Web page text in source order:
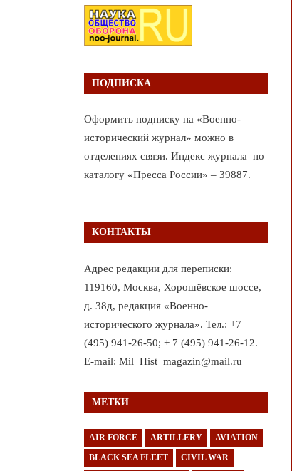
ПОДПИСКА
Оформить подписку на «Военно-
исторический журнал» можно в
отделениях связи. Индекс журнала по
каталогу «Пресса России» – 39887.
КОНТАКТЫ
Адрес редакции для переписки:
119160, Москва, Хорошёвское шоссе,
д. 38д, редакция «Военно-
исторического журнала». Тел.: +7
(495) 941-26-50; + 7 (495) 941-26-12.
E-mail: Mil_Hist_magazin@mail.ru
МЕТКИ
AIR FORCE ARTILLERY AVIATION
BLACK SEA FLEET CIVIL WAR